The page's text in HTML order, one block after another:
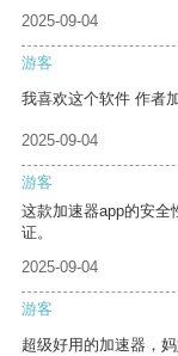
2025-09-04
游客
我喜欢这个软件 作者
2025-09-04
游客
这款加速器app的安全
证。
2025-09-04
游客
超级好用的加速器，